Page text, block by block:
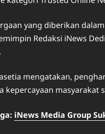
yang diberikan
Redaksi iNews
mengatakan,
kepercayaan masyarakat
iNews Media Group